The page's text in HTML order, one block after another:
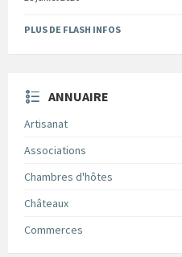
PLUS DE FLASH INFOS
ANNUAIRE
Artisanat
Associations
Chambres d'hôtes
Châteaux
Commerces